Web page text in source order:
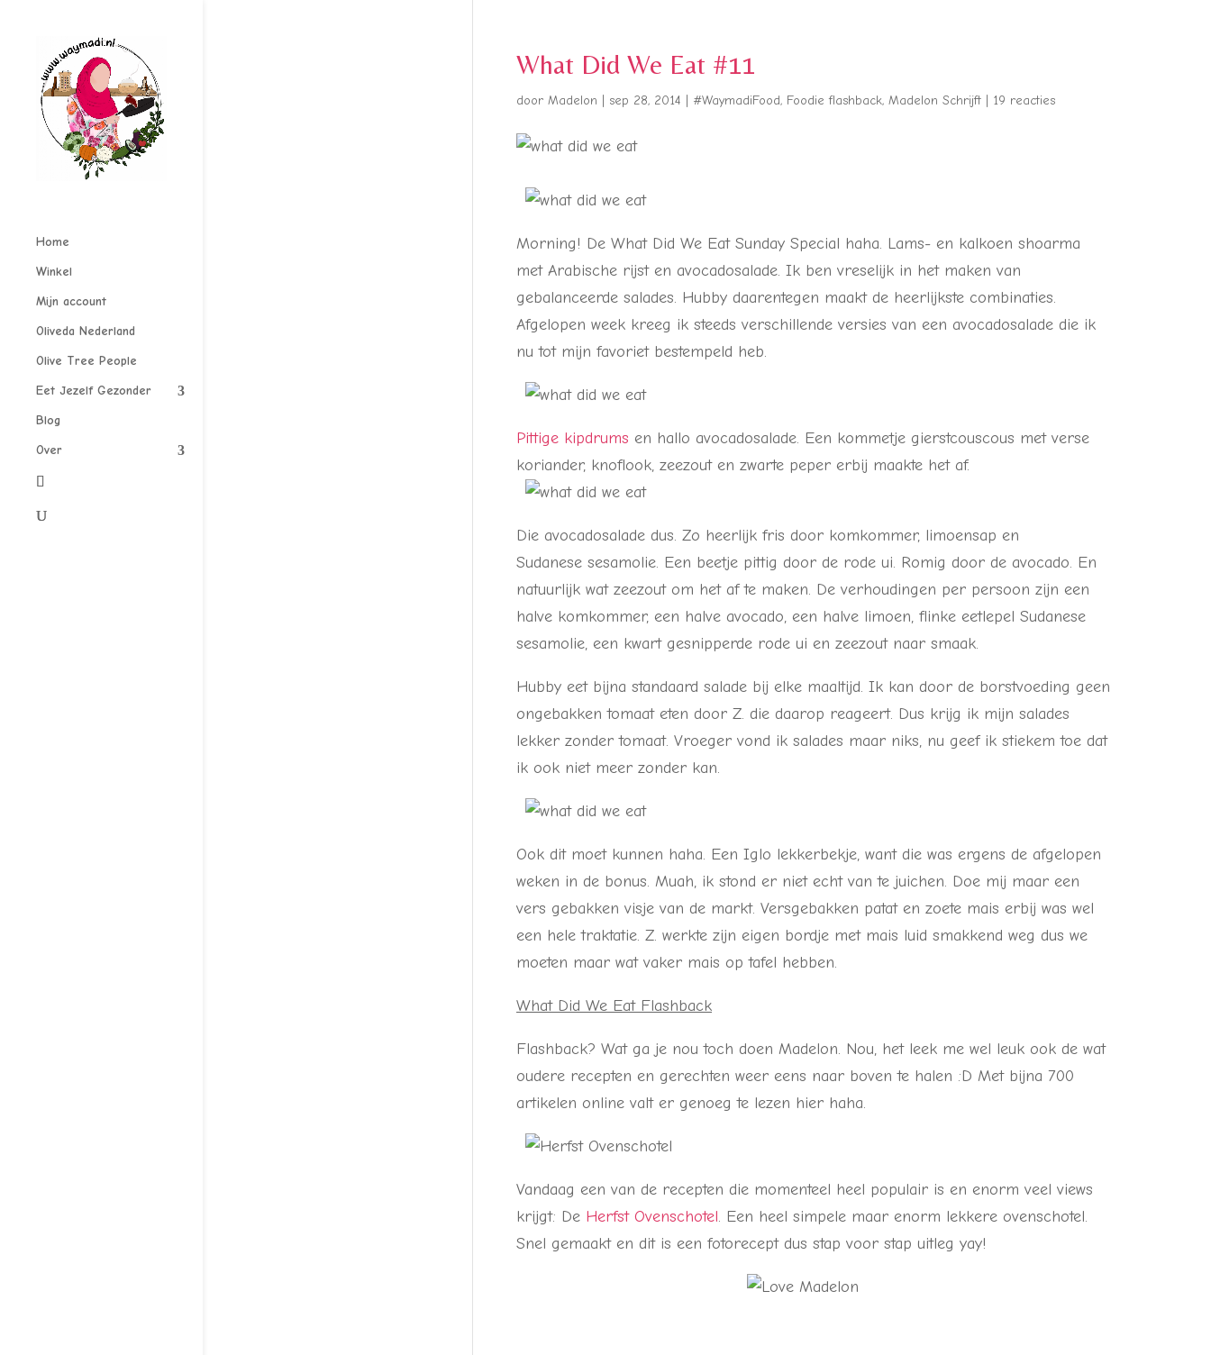
Home
Winkel
Mijn account
Oliveda Nederland
Olive Tree People
Eet Jezelf Gezonder
Blog
Over
What Did We Eat #11
doorMadelon sep 28, 2014 #WaymadiFood, Foodie flashback,Madelon Schrijft 19 reacties
Morning! De What Did We Eat Sunday Special haha. Lams- en kalkoen shoarma
met Arabische rijst en avocadosalade. Ik ben vreselijk in het maken van
gebalanceerde salades. Hubby daarentegen maakt de heerlijkste combinaties.
Afgelopen week kreeg ik steeds verschillende versies van een avocadosalade die ik
nu tot mijn favoriet bestempeld heb.
Pittige kipdrums en hallo avocadosalade. Een kommetje gierstcouscous met verse
koriander, knoflook, zeezout en zwarte peper erbij maakte het af.
Die avocadosalade dus. Zo heerlijk fris door komkommer, limoensap en
Sudanese sesamolie. Een beetje pittig door de rode ui. Romig door de avocado. En
natuurlijk wat zeezout om het af te maken. De verhoudingen per persoon zijn een
halve komkommer, een halve avocado, een halve limoen, flinke eetlepel Sudanese
sesamolie, een kwart gesnipperde rode ui en zeezout naar smaak.
Hubby eet bijna standaard salade bij elke maaltijd. Ik kan door de borstvoeding geen
ongebakken tomaat eten door Z. die daarop reageert. Dus krijg ik mijn salades
lekker zonder tomaat. Vroeger vond ik salades maar niks, nu geef ik stiekem toe dat
ik ook niet meer zonder kan.
Ook dit moet kunnen haha. Een Iglo lekkerbekje, want die was ergens de afgelopen
weken in de bonus. Muah, ik stond er niet echt van te juichen. Doe mij maar een
vers gebakken visje van de markt. Versgebakken patat en zoete mais erbij was wel
een hele traktatie. Z. werkte zijn eigen bordje met mais luid smakkend weg dus we
moeten maar wat vaker mais op tafel hebben.
What Did We Eat Flashback
Flashback? Wat ga je nou toch doen Madelon. Nou, het leek me wel leuk ook de wat
oudere recepten en gerechten weer eens naar boven te halen :D Met bijna 700
artikelen online valt er genoeg te lezen hier haha.
Vandaag een van de recepten die momenteel heel populair is en enorm veel views
krijgt: De Herfst Ovenschotel. Een heel simpele maar enorm lekkere ovenschotel.
Snel gemaakt en dit is een fotorecept dus stap voor stap uitleg yay!